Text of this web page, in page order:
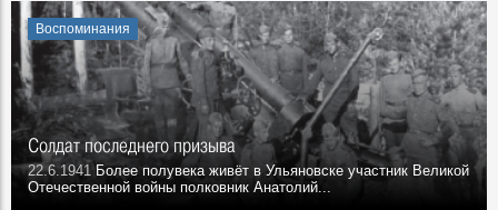
Воспоминания
Солдат последнего призыва
22.6.1941 Более полувека живёт в Ульяновске участник Великой
Отечественной войны полковник Анатолий...